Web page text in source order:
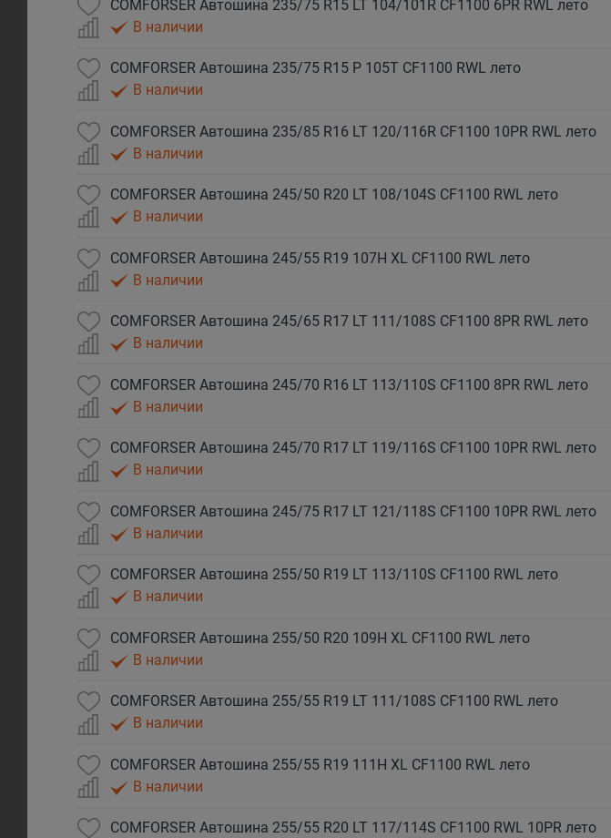
COMFORSER Автошина 235/75 R15 LT 104/101R CF1100 6PR RWL лето
В наличии
COMFORSER Автошина 235/75 R15 P 105T CF1100 RWL лето
В наличии
COMFORSER Автошина 235/85 R16 LT 120/116R CF1100 10PR RWL лето
В наличии
COMFORSER Автошина 245/50 R20 LT 108/104S CF1100 RWL лето
В наличии
COMFORSER Автошина 245/55 R19 107H XL CF1100 RWL лето
В наличии
COMFORSER Автошина 245/65 R17 LT 111/108S CF1100 8PR RWL лето
В наличии
COMFORSER Автошина 245/70 R16 LT 113/110S CF1100 8PR RWL лето
В наличии
COMFORSER Автошина 245/70 R17 LT 119/116S CF1100 10PR RWL лето
В наличии
COMFORSER Автошина 245/75 R17 LT 121/118S CF1100 10PR RWL лето
В наличии
COMFORSER Автошина 255/50 R19 LT 113/110S CF1100 RWL лето
В наличии
COMFORSER Автошина 255/50 R20 109H XL CF1100 RWL лето
В наличии
COMFORSER Автошина 255/55 R19 LT 111/108S CF1100 RWL лето
В наличии
COMFORSER Автошина 255/55 R19 111H XL CF1100 RWL лето
В наличии
COMFORSER Автошина 255/55 R20 LT 117/114S CF1100 RWL 10PR лето